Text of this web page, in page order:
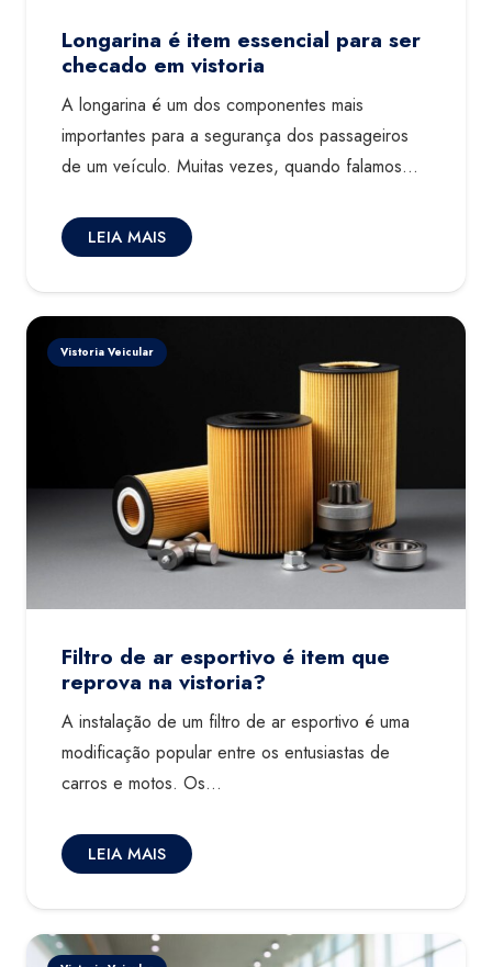
Longarina é item essencial para ser
checado em vistoria
A longarina é um dos componentes mais
importantes para a segurança dos passageiros
de um veículo. Muitas vezes, quando falamos…
LEIA MAIS
Vistoria Veicular
Filtro de ar esportivo é item que
reprova na vistoria?
A instalação de um filtro de ar esportivo é uma
modificação popular entre os entusiastas de
carros e motos. Os…
LEIA MAIS